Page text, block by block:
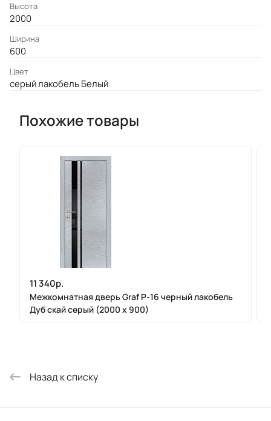
Высота
2000
Ширина
600
Цвет
серый лакобель Белый
Похожие товары
11 340р.
Межкомнатная дверь Graf P-16 черный лакобель
Дуб скай серый (2000 х 900)
Назад к списку